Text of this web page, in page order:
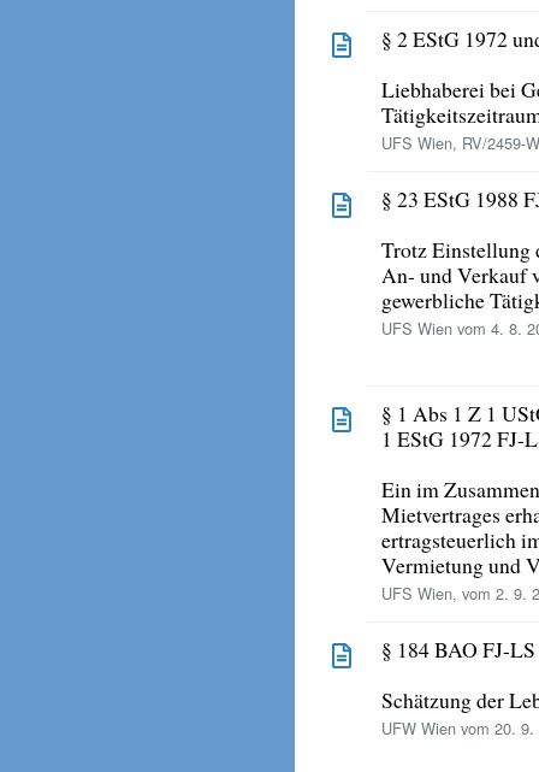
§ 2 EStG 1972
Liebhaberei bei
UFS Wien, RV/2459-
§ 23 EStG 1988
Trotz Einstellung
An- und Verkauf
gewerbliche
UFS Wien vom 4. 8.
§ 1 Abs 1 Z 1
1 EStG 1972 FJ-
Ein im
Mietvertrages
ertragsteuerlich
Vermietung und
UFS Wien, vom 2. 9.
§ 184 BAO FJ-
Schätzung der
UFW Wien vom 20.